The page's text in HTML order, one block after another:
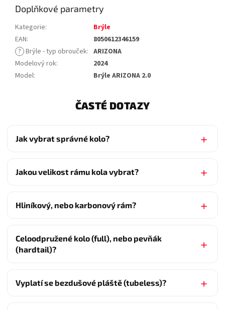
Doplňkové parametry
Kategorie:
Brýle
EAN:
8050612346159
? Brýle - typ obrouček: ARIZONA
Modelový rok:
2024
Model: Brýle ARIZONA 2.0
ČASTÉ DOTAZY
Jak vybrat správné kolo?
Jakou velikost rámu kola vybrat?
Hliníkový, nebo karbonový rám?
Celoodpružené kolo (full), nebo pevňák
(hardtail)?
Vyplatí se bezdušové pláště (tubeless)?